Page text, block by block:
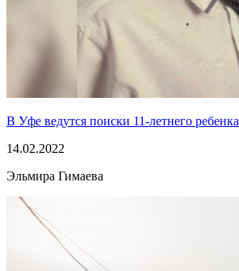
В Уфе ведутся поиски 11-летнего ребенка
14.02.2022
Эльмира Гимаева